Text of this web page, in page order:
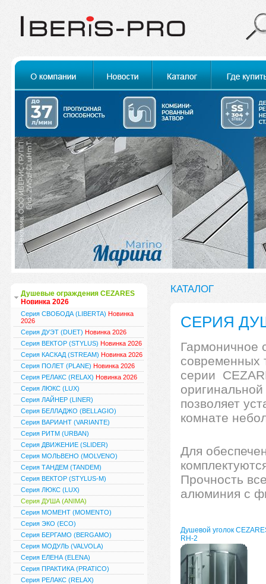
Душевые ограждения CEZARES
Новинка 2026
Серия СВОБОДА (LIBERTA) Новинка
2026
Серия ДУЭТ (DUET) Новинка 2026
Серия ВЕКТОР (STYLUS) Новинка 2026
Серия КАСКАД (STREAM) Новинка 2026
Серия ПОЛЕТ (PLANE) Новинка 2026
Серия РЕЛАКС (RELAX) Новинка 2026
Серия ЛЮКС (LUX)
Серия ЛАЙНЕР (LINER)
Серия БЕЛЛАДЖО (BELLAGIO)
Серия ВАРИАНТ (VARIANTE)
Серия РИТМ (URBAN)
Серия ДВИЖЕНИЕ (SLIDER)
Серия МОЛЬВЕНО (MOLVENO)
Серия ТАНДЕМ (TANDEM)
Серия ВЕКТОР (STYLUS-M)
Серия ЛЮКС (LUX)
Серия ДУША (ANIMA)
Серия МОМЕНТ (MOMENTO)
Серия ЭКО (ECO)
Серия БЕРГАМО (BERGAMO)
Серия МОДУЛЬ (VALVOLA)
Серия ЕЛЕНА (ELENA)
Серия ПРАКТИКА (PRATICO)
Серия РЕЛАКС (RELAX)
КАТАЛОГ
СЕРИЯ
Гармоничное
современных
серии
позволяет
комнате
Для
Прочность
алюминия с
Душевой уголок
RH-2